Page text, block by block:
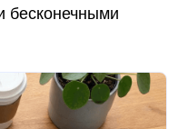
бесконечными